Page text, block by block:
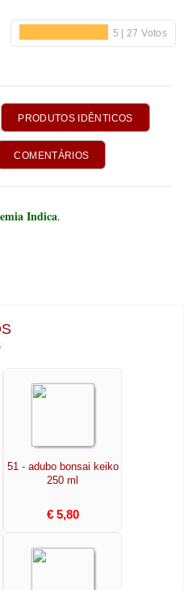
PRODUTOS IDÊNTICOS
COMENTÁRIOS
Indica.
51 - adubo bonsai keiko
250 ml
€ 5,80